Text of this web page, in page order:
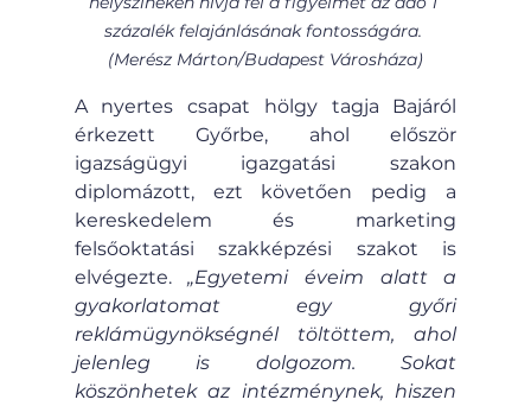
százalék felajánlásának fontosságára.
(Merész Márton/Budapest Városháza)
A nyertes csapat hölgy tagja Bajáról
érkezett Győrbe, ahol először
igazságügyi igazgatási szakon
diplomázott, ezt követően pedig a
kereskedelem és marketing
felsőoktatási szakképzési szakot is
elvégezte. „Egyetemi éveim alatt a
gyakorlatomat egy győri
reklámügynökségnél töltöttem, ahol
jelenleg is dolgozom. Sokat
köszönhetek az intézménynek, hiszen